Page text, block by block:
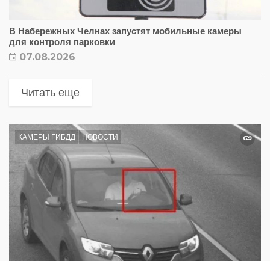
В Набережных Челнах запустят мобильные камеры
для контроля парковки
07.08.2026
Читать еще
КАМЕРЫ ГИБДД НОВОСТИ